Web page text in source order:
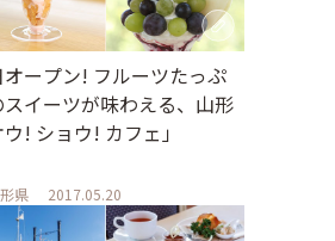
ープン! フルーツたっぷ
スイーツが味わえる、山形
ウ! ショウ! カフェ」
県 2017.05.20